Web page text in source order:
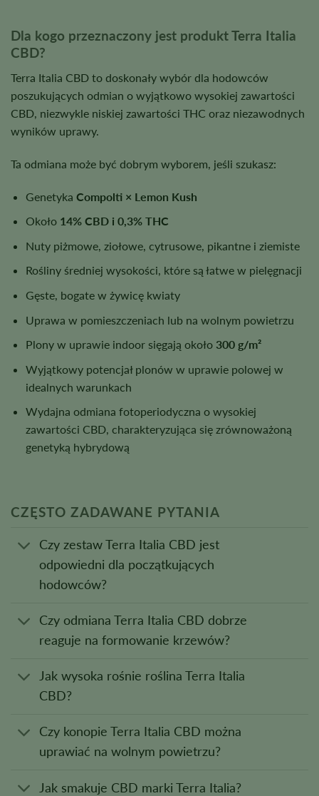
Dla kogo przeznaczony jest produkt Terra Italia
CBD?
Terra Italia CBD to doskonały wybór dla hodowców
poszukujących odmian o wyjątkowo wysokiej zawartości
CBD, niezwykle niskiej zawartości THC oraz niezawodnych
wyników uprawy.
Ta odmiana może być dobrym wyborem, jeśli szukasz:
Genetyka Compolti × Lemon Kush
Około 14% CBD i 0,3% THC
Nuty piżmowe, ziołowe, cytrusowe, pikantne i ziemiste
Rośliny średniej wysokości, które są łatwe w pielęgnacji
Gęste, bogate w żywicę kwiaty
Uprawa w pomieszczeniach lub na wolnym powietrzu
Plony w uprawie indoor sięgają około 300 g/m²
Wyjątkowy potencjał plonów w uprawie polowej w
idealnych warunkach
Wydajna odmiana fotoperiodyczna o wysokiej
zawartości CBD, charakteryzująca się zrównoważoną
genetyką hybrydową
CZĘSTO ZADAWANE PYTANIA
Czy zestaw Terra Italia CBD jest
odpowiedni dla początkujących
hodowców?
Czy odmiana Terra Italia CBD dobrze
reaguje na formowanie krzewów?
Jak wysoka rośnie roślina Terra Italia
CBD?
Czy konopie Terra Italia CBD można
uprawiać na wolnym powietrzu?
Jak smakuje CBD marki Terra Italia?